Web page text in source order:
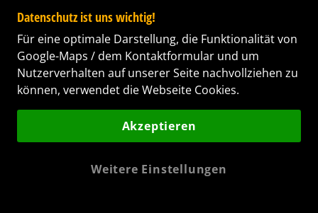
Thüringen
es uns zur Aufgabe gemacht, Ihnen dabei zu
Datenschutz ist uns wichtig!
Für eine optimale Darstellung, die Funktionalität von
Google-Maps / dem Kontaktformular und um
Nutzerverhalten auf unserer Seite nachvollziehen zu
können, verwendet die Webseite Cookies.
Akzeptieren
Weitere Einstellungen